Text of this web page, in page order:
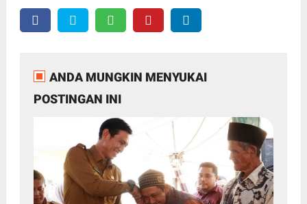
ANDA MUNGKIN MENYUKAI
POSTINGAN INI